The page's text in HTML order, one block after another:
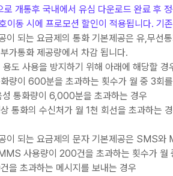
로 개통후 국내에서 유심 다운로드 완료 후
이동 시에 프로모션 할인이 적용됩니다. 기
이 되는 요금제의 통화 기본제공은 유,무
가통화 제공량에서 차감 됩니다.
도 사용을 방지하기 위해 아래에 해당할
량이 600분을 초과하는 횟수가 월 중 3회
통화량이 6,000분을 초과하는 경우
통화의 수신처가 월 1천 회선을 초과하는
이 되는 요금제의 문자 기본제공은 SMS와
사용량이 200건을 초과하는 횟수가 월
을 초과하는 메시지를 보내는 경우